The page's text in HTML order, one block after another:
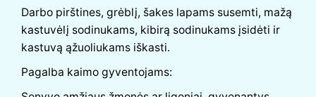
Darbo pirštines, grėblį, šakes lapams susemti, mažą
kastuvėlį sodinukams, kibirą sodinukams įsidėti ir
kastuvą ąžuoliukams iškasti.
Pagalba kaimo gyventojams: